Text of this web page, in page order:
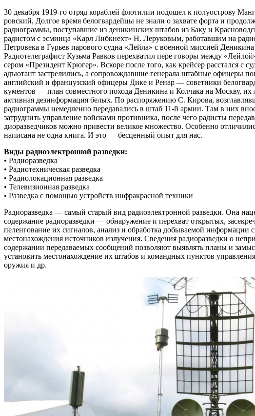
30 декабря 1919-го отряд кораблей фло­тилии подошел к полуострову
ровский, Долгое время белогвардейцы не знали о захвате форта и
радиограммы, поступавшие из деникинских штабов из Баку и
радистом с эсминца «Карл Либкнехт» Н. Леруковым, работавшим на
Петровека в Гурьев парового судна «Лейла» с военной миссией
Радиотелеграфист Кузьма Равков перехватил пере говоры между
сером «Президент Крюгер». Вскоре после того, как крейсер расстался с
адъютант застрелились, а сопрово­ждавшие генерала штабные офицеры
английский и французский офицеры Дике и Ренар — советники
кументов — план совместного похода Дени­кина и Колчака на Москву, их
активная дезинформация белых. По распоряжению С. Кирова,
радиограммы немедленно передавались в штаб 11-й армии. Там в них
затруднить управление войсками противни­ка, после чего радисты
диоразведчиков можно привести великое множество. Особенно
написана не одна книга. И это — бесценный опыт для нас.
Виды радиоэлектронной разведки:
• Радиоразведка
• Радиотехническая разведка
• Радиолокационная разведка
• Телевизионная разведка
• Разведка с помощью устройств инфракрасной техники
Радиоразведка — самый старый вид радиоэлектронной разведки. Она
содержание радиоразведки — обнаружение и перехват открытых,
пеленгование их сигналов, анализ и обработка добываемой информации
местонахождения источников излучения. Сведения радиоразведки о
содержании передаваемых сообщений позволяют выявлять планы и
установить местонахождение их штабов и командных пунктов
оружия и др.